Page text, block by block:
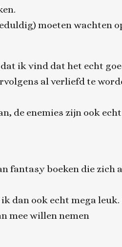
moeten wachten
ik vind dat het echt
al verliefd te
de enemies zijn ook
fantasy boeken die zich
dan ook echt mega
mee willen nemen